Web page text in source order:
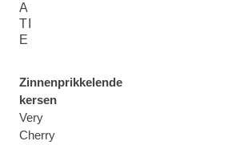
A
TI
E
Zinnenprikkelende
kersen
Very
Cherry